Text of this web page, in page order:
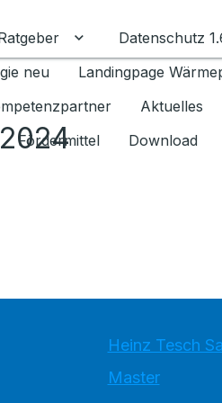
Untermenü für
Datenschutz
neu Landingpage
Aktuelles
Fördermittel Download
Heinz Tesch
Master